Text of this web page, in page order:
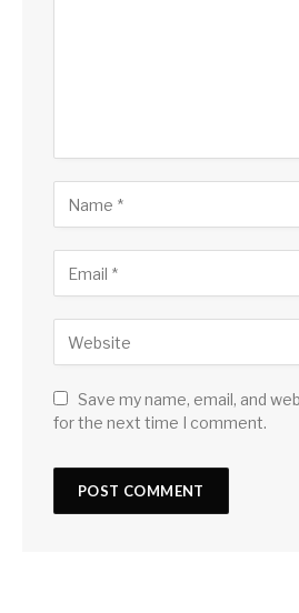
Save my name, email, and
for the next time I comment.